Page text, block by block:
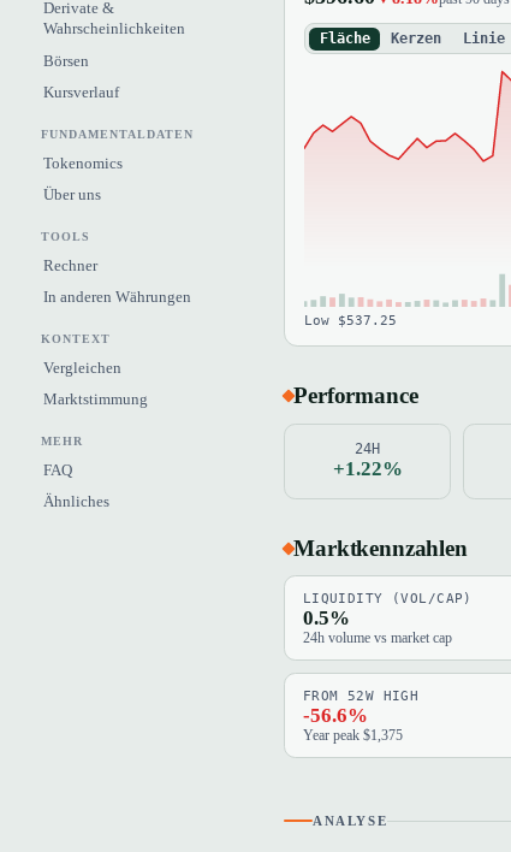
Derivate &
Wahrscheinlichkeiten
Börsen
Kursverlauf
FUNDAMENTALDATEN
Tokenomics
Über uns
TOOLS
Rechner
In anderen Währungen
KONTEXT
Vergleichen
Marktstimmung
MEHR
FAQ
Ähnliches
Fläche Kerzen Linie
Low $537.25
Performance
24H
+1.22%
Marktkennzahlen
LIQUIDITY (VOL/CAP)
0.5%
24h volume vs market cap
FROM 52W HIGH
-56.6%
Year peak $1,375
ANALYSE